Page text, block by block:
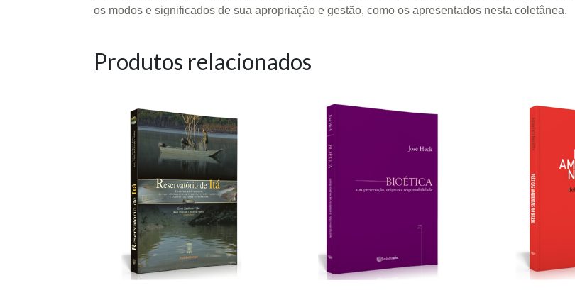
os modos e significados de sua apropriação e gestão, como os apresentados nesta coletânea.
Produtos relacionados